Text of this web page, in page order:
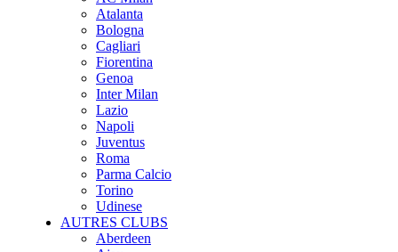
Atalanta
Bologna
Cagliari
Fiorentina
Genoa
Inter Milan
Lazio
Napoli
Juventus
Roma
Parma Calcio
Torino
Udinese
AUTRES CLUBS
Aberdeen